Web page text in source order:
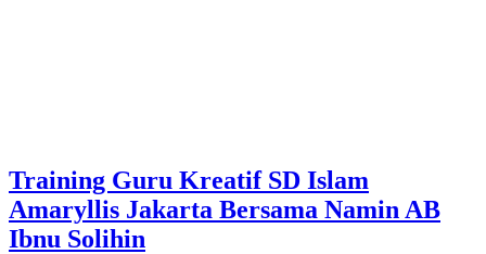
Training Guru Kreatif SD Islam
Amaryllis Jakarta Bersama Namin AB
Ibnu Solihin